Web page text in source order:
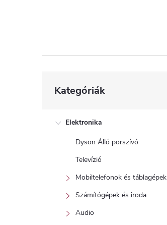
l
sátugrása
Kategóriák
Elektronika
Dyson Álló porszívó
Televízió
Mobiltelefonok és táblagépek
Számítógépek és iroda
Audio